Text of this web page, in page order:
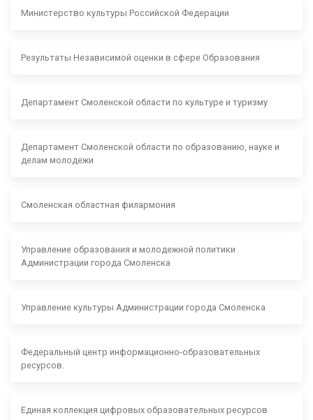
Министерство культуры Российской Федерации
Результаты Независимой оценки в сфере Образования
Департамент Смоленской области по культуре и туризму
Департамент Смоленской области по образованию, науке и
делам молодежи
Смоленская областная филармония
Управление образования и молодежной политики
Администрации города Смоленска
Управление культуры Администрации города Смоленска
Федеральный центр информационно-образовательных
ресурсов.
Единая коллекция цифровых образовательных ресурсов